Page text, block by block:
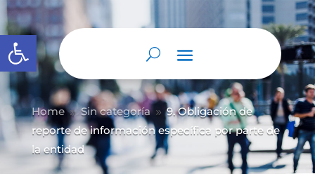
Abrir barra de herramientas
Home 9 Sin categoría 9 9. Obligación de
reporte de información específica por parte de
la entidad